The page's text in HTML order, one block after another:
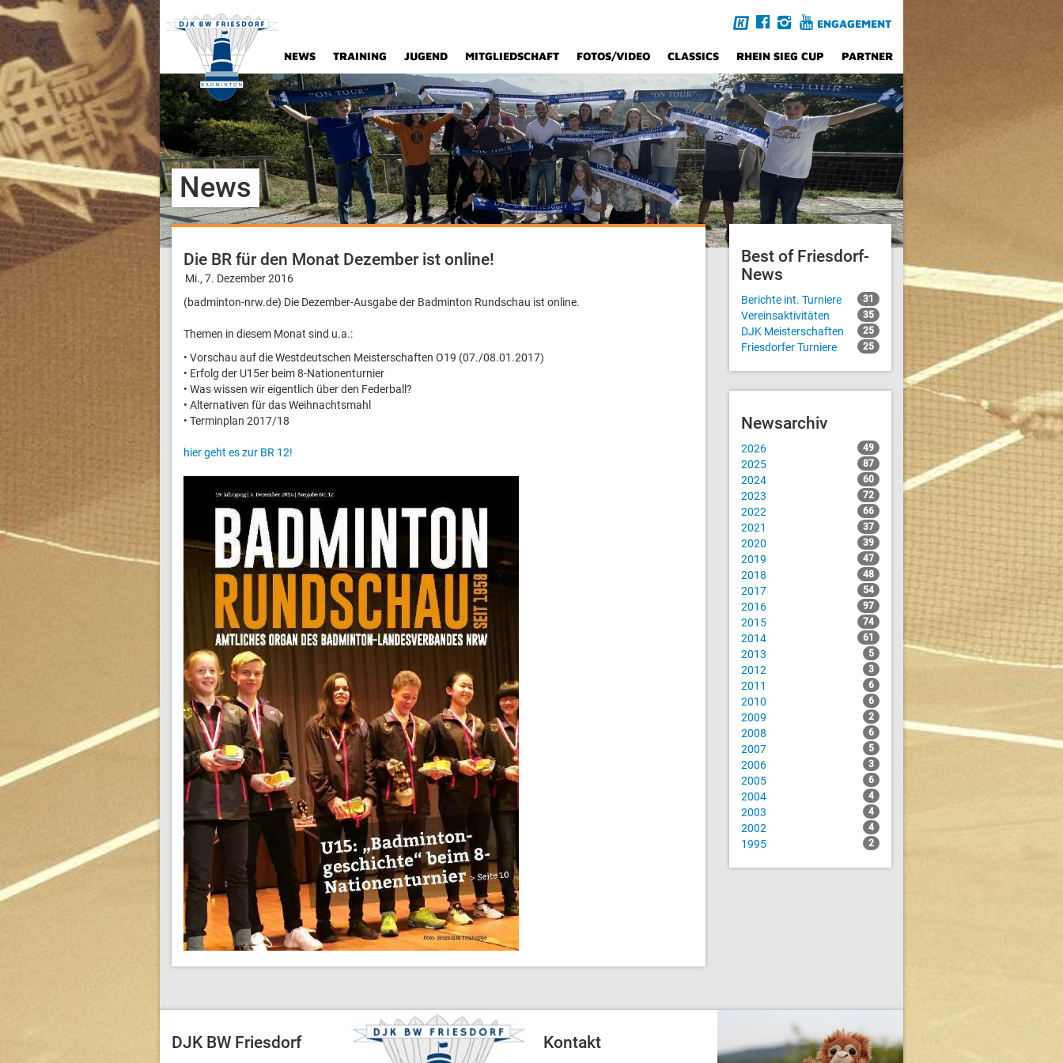
ENGAGEMENT
NEWS TRAINING JUGEND MITGLIEDSCHAFT FOTOS/VIDEO CLASSICS RHEIN SIEG CUP PARTNER
News
Die BR für den Monat Dezember ist online!
Mi., 7. Dezember 2016
(badminton-nrw.de) Die Dezember-Ausgabe der Badminton Rundschau ist online.
Themen in diesem Monat sind u.a.:
• Vorschau auf die Westdeutschen Meisterschaften O19 (07./08.01.2017)
• Erfolg der U15er beim 8-Nationenturnier
• Was wissen wir eigentlich über den Federball?
• Alternativen für das Weihnachtsmahl
• Terminplan 2017/18
hier geht es zur BR 12!
Best of Friesdorf-
News
Berichte int. Turniere 31
Vereinsaktivitäten 35
DJK Meisterschaften 25
Friesdorfer Turniere 25
Newsarchiv
2026 49
2025 87
2024 60
2023 72
2022 66
2021 37
2020 39
2019 47
2018 48
2017 54
2016 97
2015 74
2014 61
2013 5
2012 3
2011 6
2010 6
2009 2
2008 6
2007 5
2006 3
2005 6
2004 4
2003 4
2002 4
1995 2
DJK BW Friesdorf Kontakt